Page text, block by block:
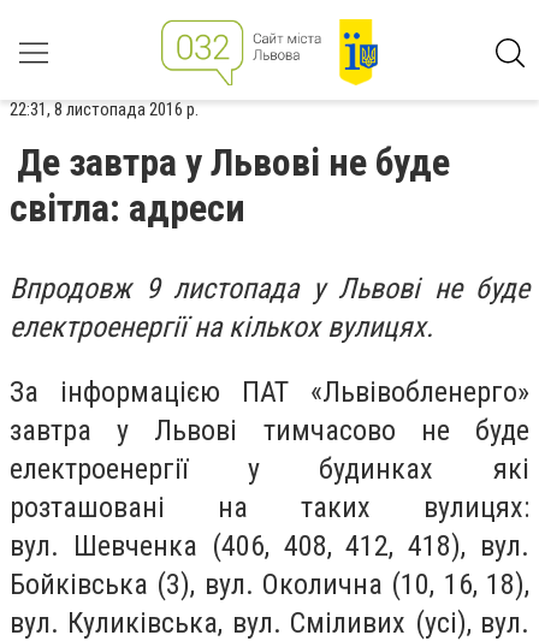
22:31, 8 листопада 2016 р.
Де завтра у Львові не буде
світла: адреси
Впродовж 9 листопада у Львові не буде
електроенергії на кількох вулицях.
За інформацією ПАТ «Львівобленерго»
завтра у Львові тимчасово не буде
електроенергії у будинках які
розташовані на таких вулицях:
вул. Шевченка (406, 408, 412, 418), вул.
Бойківська (3), вул. Околична (10, 16, 18),
вул. Куликівська, вул. Сміливих (усі), вул.